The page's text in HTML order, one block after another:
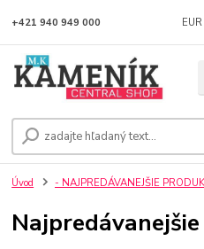
EUR
+421 940 949 000
Úvod - NAJPREDÁVANEJŠIE